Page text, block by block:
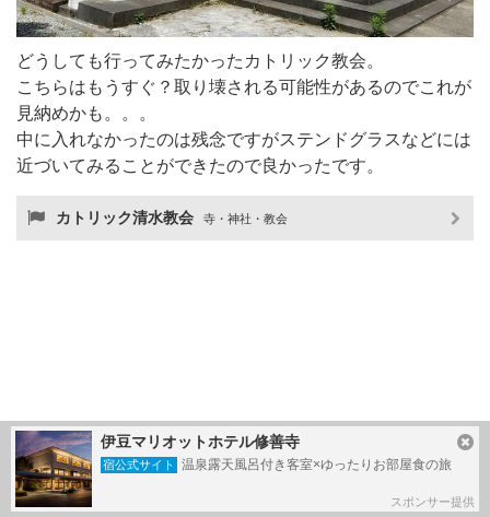
どうしても行ってみたかったカトリック教会。
こちらはもうすぐ？取り壊される可能性があるのでこれが
見納めかも。。。
中に入れなかったのは残念ですがステンドグラスなどには
近づいてみることができたので良かったです。
カトリック清水教会 寺・神社・教会
伊豆マリオットホテル修善寺
宿公式サイト 温泉露天風呂付き客室×ゆったりお部屋食の旅
スポンサー提供